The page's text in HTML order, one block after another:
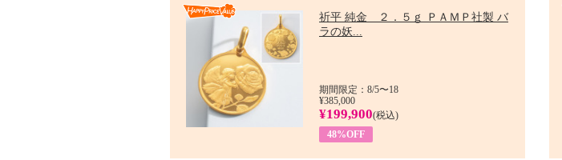
祈平 純金 ２．５ｇ ＰＡＭＰ社製 バ
ラの妖...
期間限定：8/5〜18
¥385,000
¥199,900(税込)
48%OFF